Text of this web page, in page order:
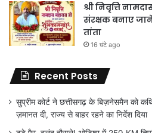
श्री निवृत्ति
संरक्षक बनाए
तांता
16 घंटे ago
Recent Posts
सुप्रीम कोर्ट ने छत्तीसगढ़ के बिज़नेसमैन को
ज़मानत दी, राज्य से बाहर रहने का निर्देश दिया